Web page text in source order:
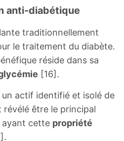
anti-diabétique
traditionnellement
le traitement du diabète.
réside dans sa
[16].
actif identifié et isolé de
révélé être le principal
ayant cette propriété